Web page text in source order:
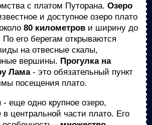
с платом Путорана. Озеро
и доступное озеро плато
80 километров и ширину до
По его берегам открываются
на отвесные скалы,
вершины. Прогулка на
Лама- это обязательный пункт
посещения плато.
- еще одно крупное озеро,
в центральной части плато. Его